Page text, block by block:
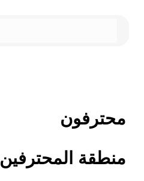
محترفون
منطقة المحترفين